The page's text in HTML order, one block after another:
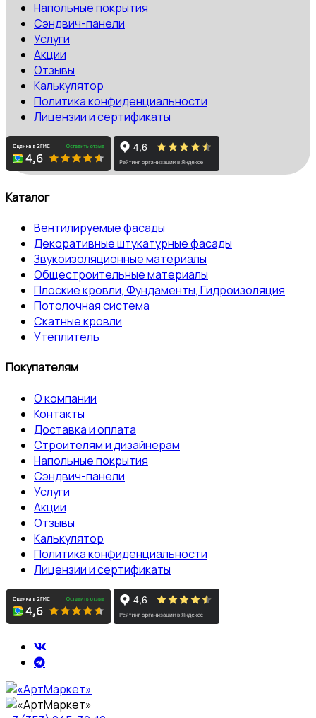
Напольные покрытия
Сэндвич-панели
Услуги
Акции
Отзывы
Калькулятор
Политика конфиденциальности
Лицензии и сертификаты
Каталог
Вентилируемые фасады
Декоративные штукатурные фасады
Звукоизоляционные материалы
Общестроительные материалы
Плоские кровли, Фундаменты, Гидроизоляция
Потолочная система
Скатные кровли
Утеплитель
Покупателям
О компании
Контакты
Доставка и оплата
Строителям и дизайнерам
Напольные покрытия
Сэндвич-панели
Услуги
Акции
Отзывы
Калькулятор
Политика конфиденциальности
Лицензии и сертификаты